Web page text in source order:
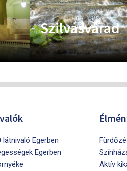
Szilvásvárad
látnivaló Egerben
Egerben
Aktív